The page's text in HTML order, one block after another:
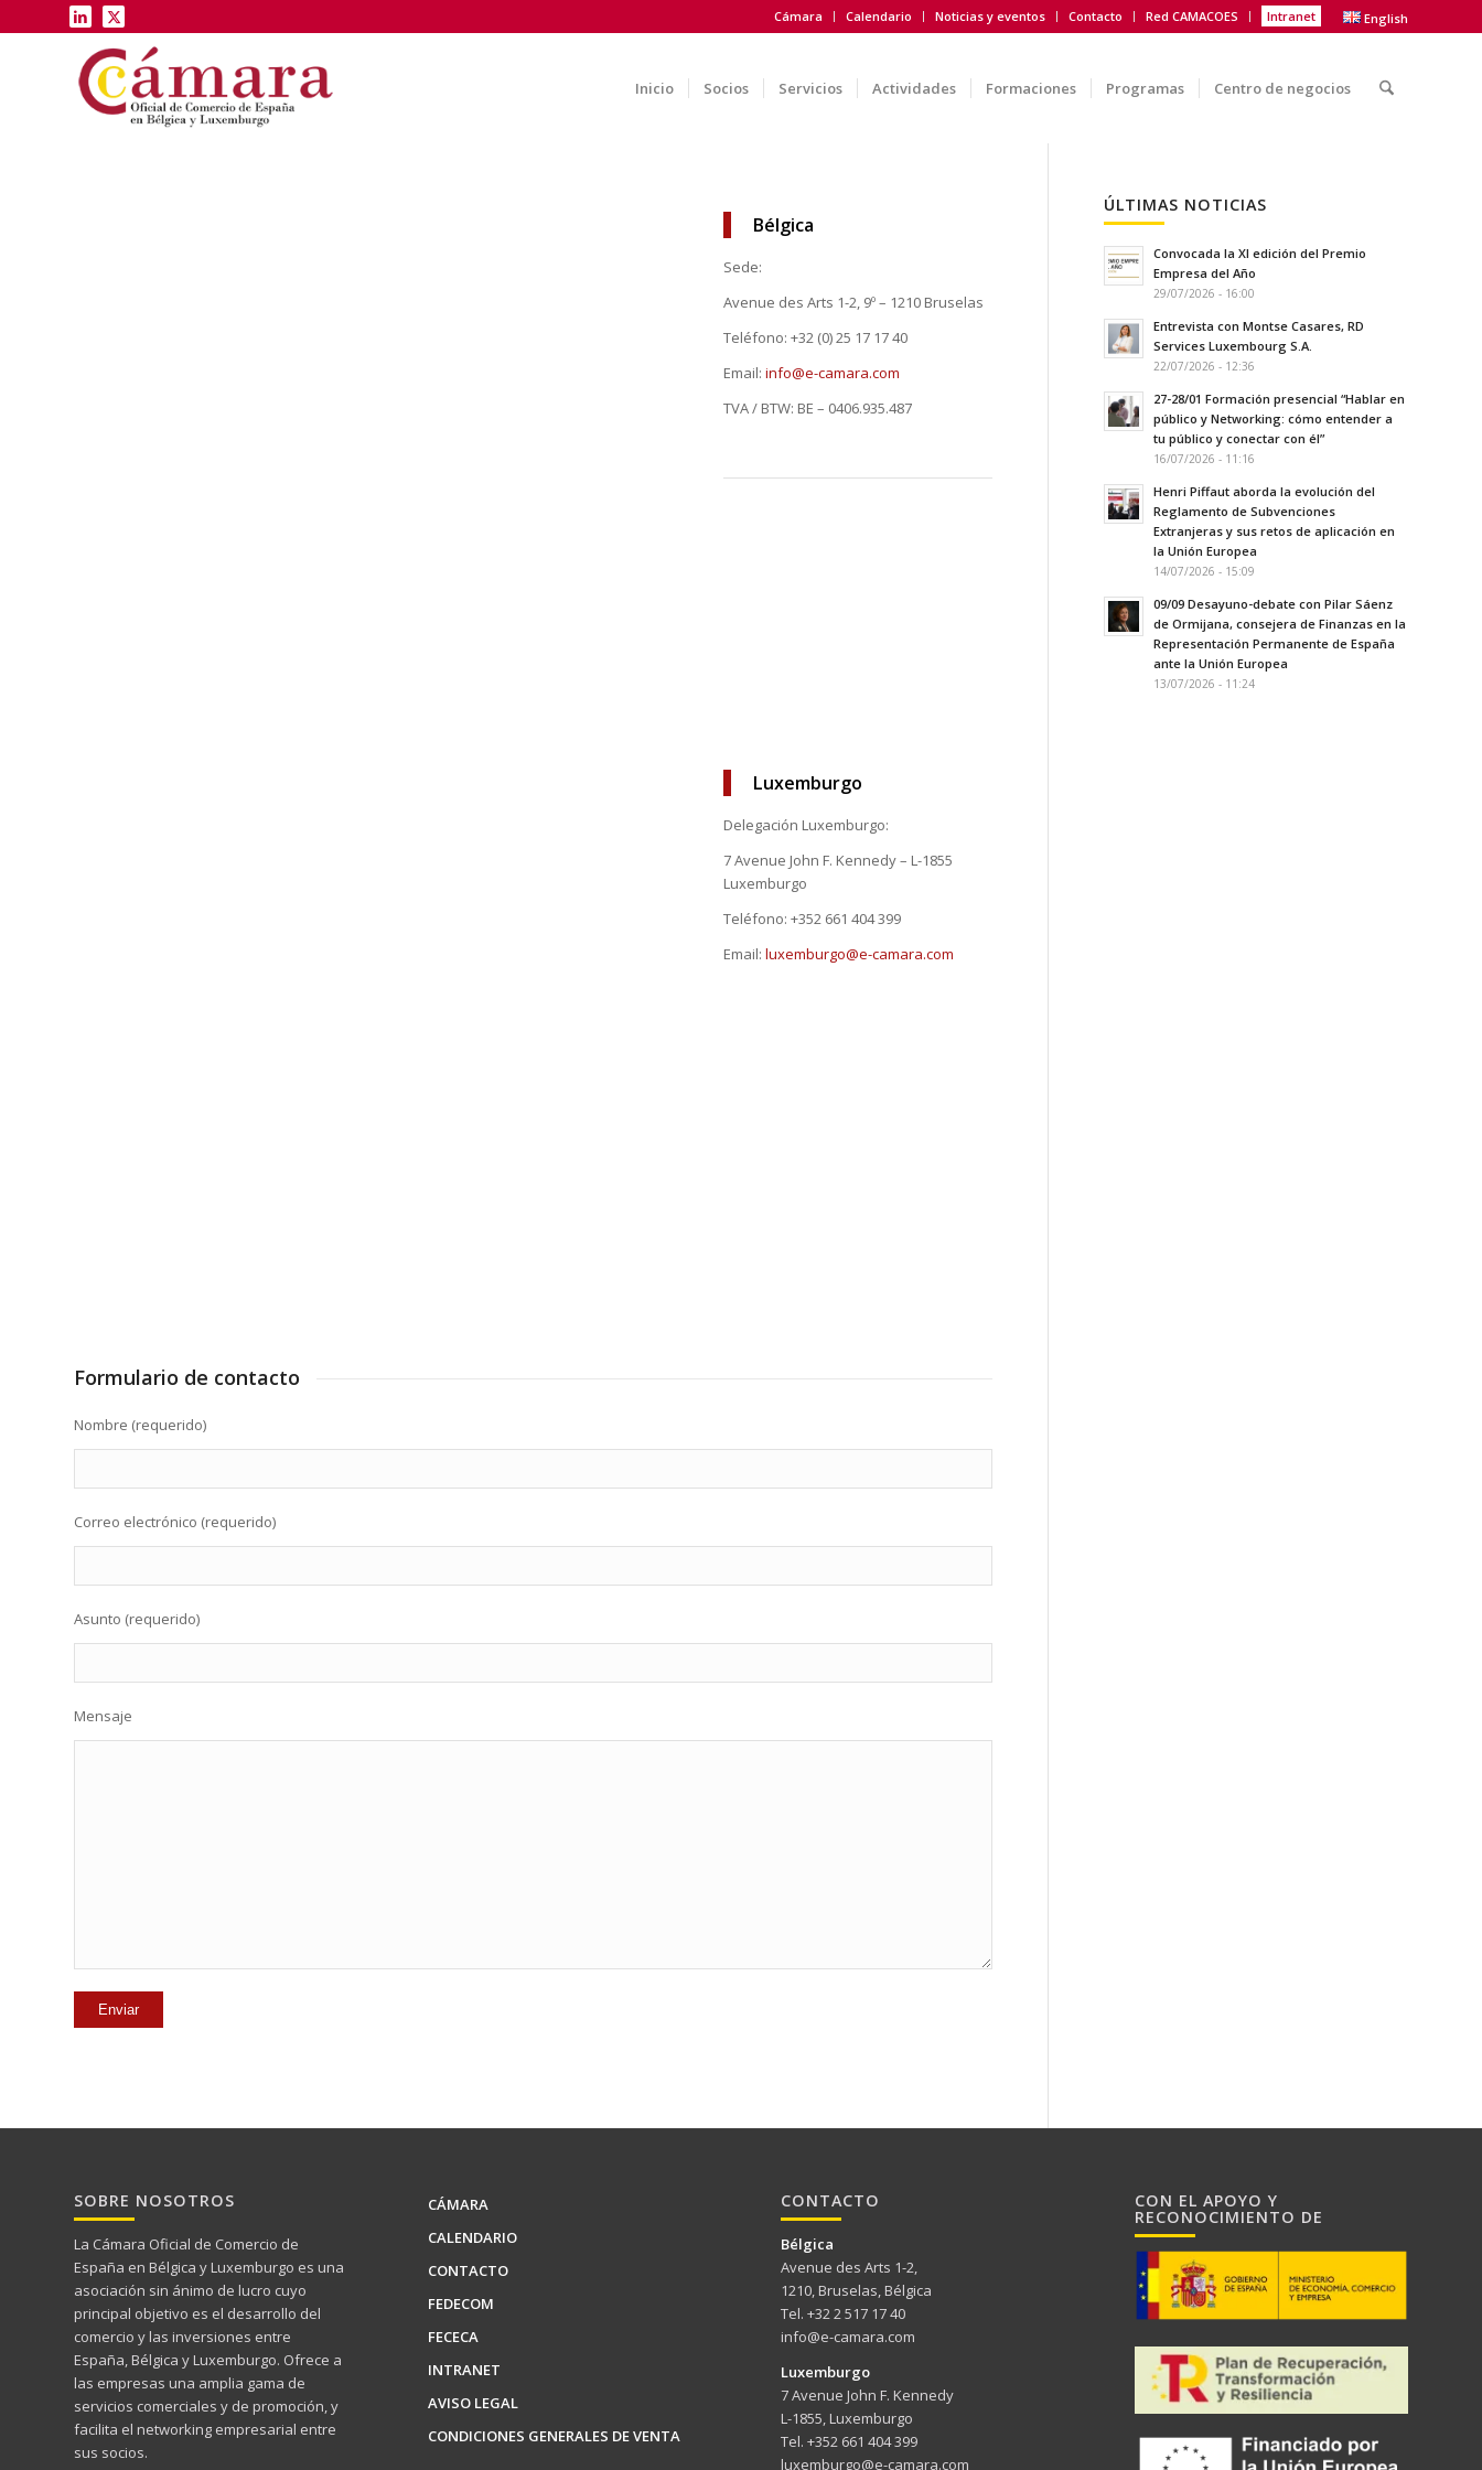
Cámara Calendario Noticias y eventos Contacto Red CAMACOES Intranet English
Inicio Socios Servicios Actividades Formaciones Programas Centro de negocios
Bélgica
Sede:
Avenue des Arts 1-2, 9º – 1210 Bruselas
Teléfono: +32 (0) 25 17 17 40
Email: info@e-camara.com
TVA / BTW: BE – 0406.935.487
Luxemburgo
Delegación Luxemburgo:
7 Avenue John F. Kennedy – L-1855
Luxemburgo
Teléfono: +352 661 404 399
Email: luxemburgo@e-camara.com
Formulario de contacto
Nombre (requerido)
Correo electrónico (requerido)
Asunto (requerido)
Mensaje
ÚLTIMAS NOTICIAS
Convocada la XI edición del Premio
Empresa del Año
29/07/2026 - 16:00
Entrevista con Montse Casares, RD
Services Luxembourg S.A.
22/07/2026 - 12:36
27-28/01 Formación presencial “Hablar en
público y Networking: cómo entender a
tu público y conectar con él”
16/07/2026 - 11:16
Henri Piffaut aborda la evolución del
Reglamento de Subvenciones
Extranjeras y sus retos de aplicación en
la Unión Europea
14/07/2026 - 15:09
09/09 Desayuno-debate con Pilar Sáenz
de Ormijana, consejera de Finanzas en la
Representación Permanente de España
ante la Unión Europea
13/07/2026 - 11:24
SOBRE NOSOTROS
La Cámara Oficial de Comercio de
España en Bélgica y Luxemburgo es una
asociación sin ánimo de lucro cuyo
principal objetivo es el desarrollo del
comercio y las inversiones entre
España, Bélgica y Luxemburgo. Ofrece a
las empresas una amplia gama de
servicios comerciales y de promoción, y
facilita el networking empresarial entre
sus socios.
CÁMARA
CALENDARIO
CONTACTO
FEDECOM
FECECA
INTRANET
AVISO LEGAL
CONDICIONES GENERALES DE VENTA
CONTACTO
Bélgica
Avenue des Arts 1-2,
1210, Bruselas, Bélgica
Tel. +32 2 517 17 40
info@e-camara.com
Luxemburgo
7 Avenue John F. Kennedy
L-1855, Luxemburgo
Tel. +352 661 404 399
luxemburgo@e-camara.com
CON EL APOYO Y
RECONOCIMIENTO DE